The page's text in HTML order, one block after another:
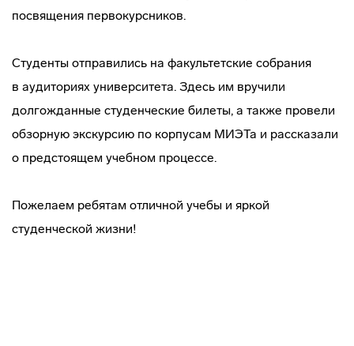
посвящения первокурсников.
Студенты отправились на факультетские собрания
в аудиториях университета. Здесь им вручили
долгожданные студенческие билеты, а также провели
обзорную экскурсию по корпусам МИЭТа и рассказали
о предстоящем учебном процессе.
Пожелаем ребятам отличной учебы и яркой
студенческой жизни!